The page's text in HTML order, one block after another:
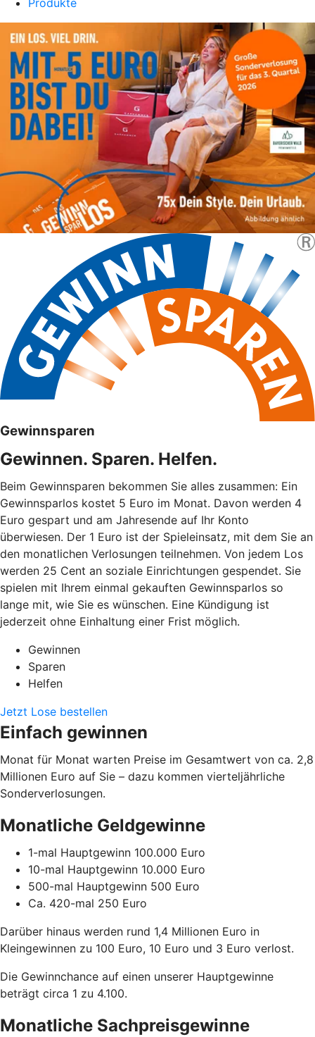
Produkte
Gewinnsparen
Gewinnen. Sparen. Helfen.
Beim Gewinnsparen bekommen Sie alles zusammen: Ein
Gewinnsparlos kostet 5 Euro im Monat. Davon werden 4
Euro gespart und am Jahresende auf Ihr Konto
überwiesen. Der 1 Euro ist der Spieleinsatz, mit dem Sie an
den monatlichen Verlosungen teilnehmen. Von jedem Los
werden 25 Cent an soziale Einrichtungen gespendet. Sie
spielen mit Ihrem einmal gekauften Gewinnsparlos so
lange mit, wie Sie es wünschen. Eine Kündigung ist
jederzeit ohne Einhaltung einer Frist möglich.
Gewinnen
Sparen
Helfen
Jetzt Lose bestellen
Einfach gewinnen
Monat für Monat warten Preise im Gesamtwert von ca. 2,8
Millionen Euro auf Sie – dazu kommen vierteljährliche
Sonderverlosungen.
Monatliche Geldgewinne
1-mal Hauptgewinn 100.000 Euro
10-mal Hauptgewinn 10.000 Euro
500-mal Hauptgewinn 500 Euro
Ca. 420-mal 250 Euro
Darüber hinaus werden rund 1,4 Millionen Euro in
Kleingewinnen zu 100 Euro, 10 Euro und 3 Euro verlost.
Die Gewinnchance auf einen unserer Hauptgewinne
beträgt circa 1 zu 4.100.
Monatliche Sachpreisgewinne